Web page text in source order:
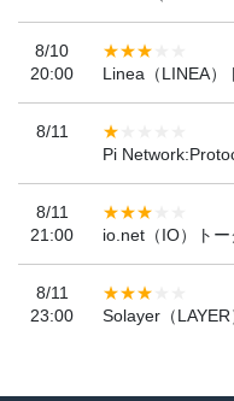
8/10
20:00
Linea（LINEA）
8/11
Pi
8/11
21:00
io.net（IO）ト
8/11
23:00
Solayer（